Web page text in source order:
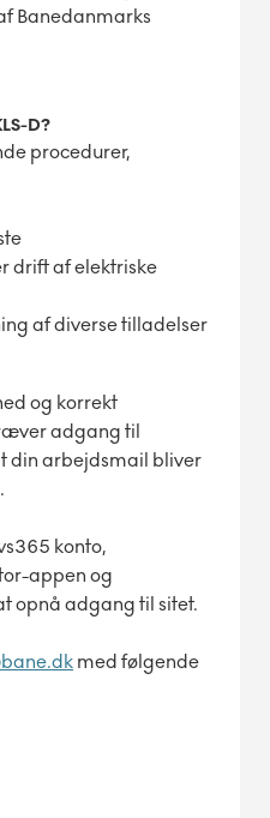
Banedanmarks
D?
procedurer,
drift af elektriske
af diverse tilladelser
og korrekt
adgang til
din arbejdsmail bliver
konto,
appen og
opnå adgang til sitet.
med følgende